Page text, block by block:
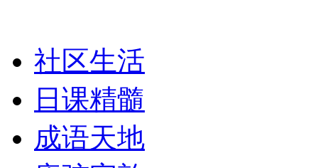
社区生活
日课精髓
成语天地